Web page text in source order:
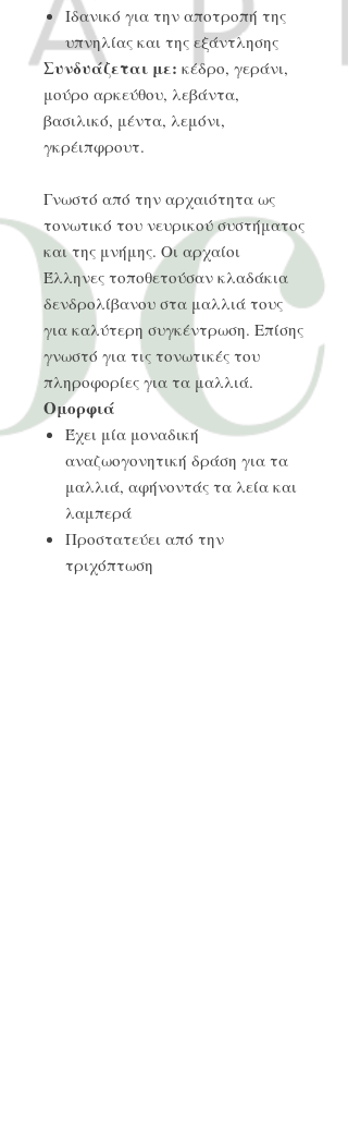
Ιδανικό για την αποτροπή της
υπνηλίας και της εξάντλησης
Συνδυάζεται με: κέδρο, γεράνι,
μούρο αρκεύθου, λεβάντα,
βασιλικό, μέντα, λεμόνι,
γκρέιπφρουτ.
Γνωστό από την αρχαιότητα ως
τονωτικό του νευρικού συστήματος
και της μνήμης. Οι αρχαίοι
Έλληνες τοποθετούσαν κλαδάκια
δενδρολίβανου στα μαλλιά τους
για καλύτερη συγκέντρωση. Επίσης
γνωστό για τις τονωτικές του
πληροφορίες για τα μαλλιά.
Ομορφιά
Έχει μία μοναδική
αναζωογονητική δράση για τα
μαλλιά, αφήνοντάς τα λεία και
λαμπερά
Προστατεύει από την
τριχόπτωση